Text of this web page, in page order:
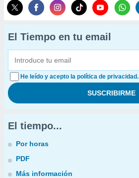
El Tiempo en tu email
He leído y acepto la política de privacidad.
El tiempo...
Por horas
PDF
Más información